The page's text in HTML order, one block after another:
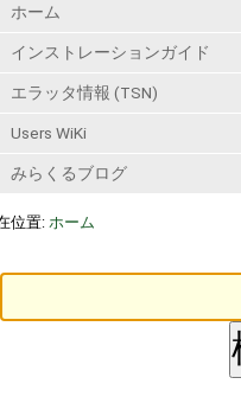
ホーム
インストレーションガイド
エラッタ情報 (TSN)
Users WiKi
みらくるブログ
位置: ホーム